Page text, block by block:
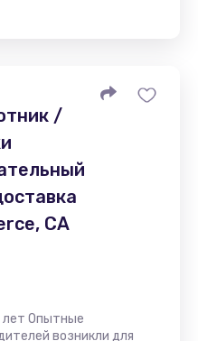
/
CA
Опытные
возникли для